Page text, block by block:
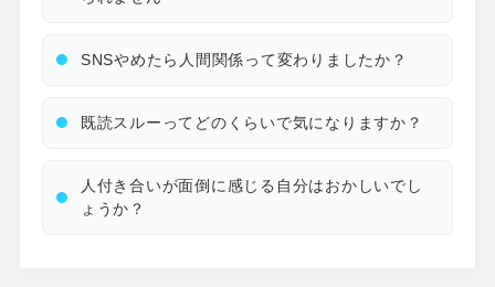
SNSやめたら人間関係って変わりましたか？
既読スルーってどのくらいで気になりますか？
人付き合いが面倒に感じる自分はおかしいでし
ょうか？